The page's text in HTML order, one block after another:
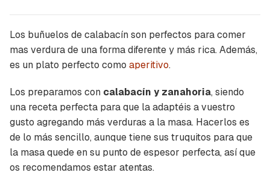
Los buñuelos de calabacín son perfectos para comer
mas verdura de una forma diferente y más rica. Además,
es un plato perfecto como aperitivo.
Los preparamos con calabacín y zanahoria, siendo
una receta perfecta para que la adaptéis a vuestro
gusto agregando más verduras a la masa. Hacerlos es
de lo más sencillo, aunque tiene sus truquitos para que
la masa quede en su punto de espesor perfecta, así que
os recomendamos estar atentas.